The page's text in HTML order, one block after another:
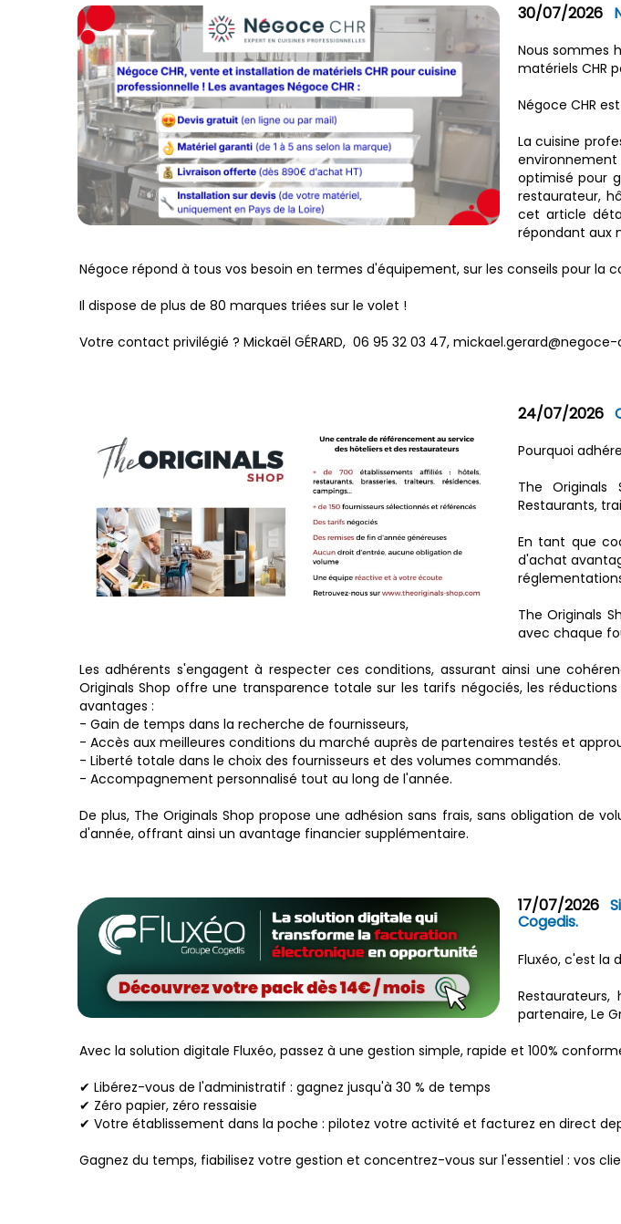
30/07/2026
Nous sommes
matériels CHR
Négoce CHR
La cuisine
optimisé pour
restaurateur,
cet article
répondant aux
Négoce répond à tous vos besoin en termes d'équipement, sur les conseils pour la
Il dispose de plus de 80 marques triées sur le volet !
Votre contact privilégié ? Mickaël GÉRARD, 06 95 32 03 47,
24/07/2026
Pourquoi
The
Restaurants,
En tant que
d'achat
The Originals
avec chaque
Les adhérents s'engagent à respecter ces conditions, assurant ainsi une
Originals Shop offre une transparence totale sur les tarifs négociés, les
avantages :
- Gain de temps dans la recherche de fournisseurs,
- Accès aux meilleures conditions du marché auprès de partenaires testés et
- Liberté totale dans le choix des fournisseurs et des volumes commandés.
- Accompagnement personnalisé tout au long de l'année.
De plus, The Originals Shop propose une adhésion sans frais, sans obligation de
d'année, offrant ainsi un avantage financier supplémentaire.
17/07/2026
Cogedis.
Fluxéo, c'est la
partenaire, Le
Avec la solution digitale Fluxéo, passez à une gestion simple, rapide et 100%
✔ Libérez-vous de l'administratif : gagnez jusqu'à 30 % de temps
✔ Zéro papier, zéro ressaisie
✔ Votre établissement dans la poche : pilotez votre activité et facturez en direct
Gagnez du temps, fiabilisez votre gestion et concentrez-vous sur l'essentiel : vos